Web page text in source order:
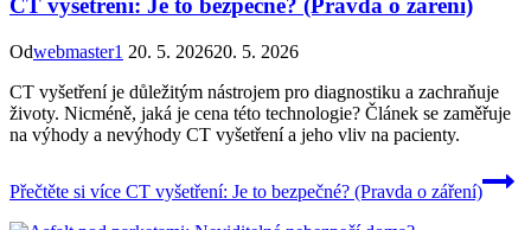
CT vyšetření: Je to bezpečné? (Pravda o záření)
Odwebmaster1 20. 5. 202620. 5. 2026
CT vyšetření je důležitým nástrojem pro diagnostiku a zachraňuje
životy. Nicméně, jaká je cena této technologie? Článek se zaměřuje
na výhody a nevýhody CT vyšetření a jeho vliv na pacienty.
Přečtěte si více CT vyšetření: Je to bezpečné? (Pravda o záření)